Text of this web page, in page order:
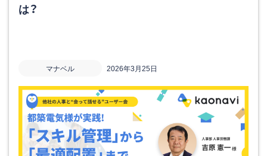
は？
マナベル 2026年3月25日